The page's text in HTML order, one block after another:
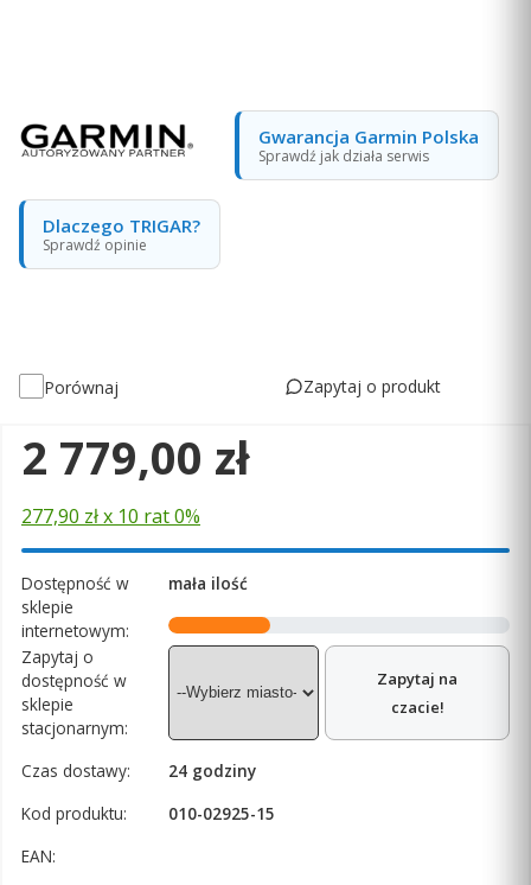
Gwarancja Garmin Polska
Sprawdź jak działa serwis
Dlaczego TRIGAR?
Sprawdź opinie
Porównaj Zapytaj o produkt
Cena
2 779,00 zł
277,90 zł x 10 rat 0%
Dostępność w
sklepie
internetowym:
mała ilość
Zapytaj o
dostępność w
sklepie
stacjonarnym:
Zapytaj na
czacie!
Czas dostawy:
24 godziny
Kod produktu:
010-02925-15
EAN: